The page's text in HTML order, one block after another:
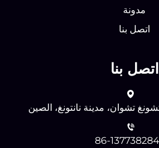
مدونة
اتصل بنا
اتصل بنا